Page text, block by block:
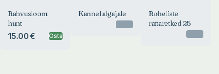
Rahvusloom
hunt
15.00 € Osta
Kannel algajale
Roheliste
rattaretked 25